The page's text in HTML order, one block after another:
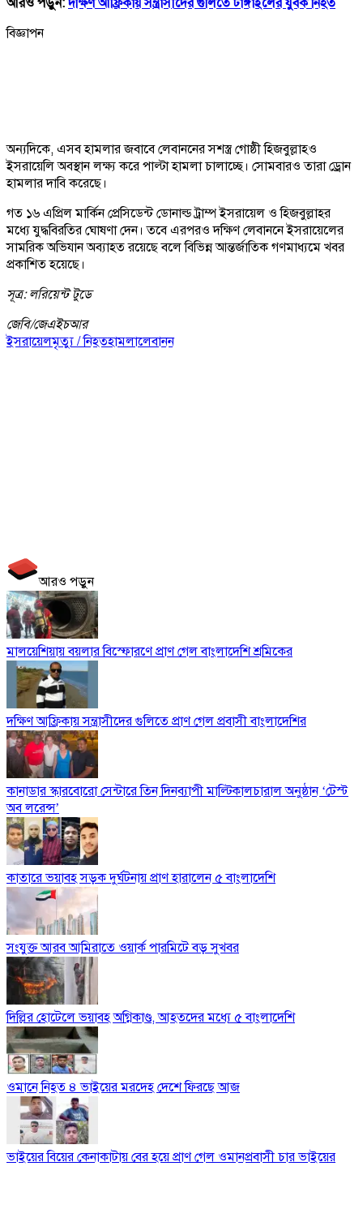
বিজ্ঞাপন
অন্যদিকে, এসব হামলার জবাবে লেবাননের সশস্ত্র গোষ্ঠী হিজবুল্লাহও
ইসরায়েলি অবস্থান লক্ষ্য করে পাল্টা হামলা চালাচ্ছে। সোমবারও তারা ড্রোন
হামলার দাবি করেছে।
গত ১৬ এপ্রিল মার্কিন প্রেসিডেন্ট ডোনাল্ড ট্রাম্প ইসরায়েল ও হিজবুল্লাহর
মধ্যে যুদ্ধবিরতির ঘোষণা দেন। তবে এরপরও দক্ষিণ লেবাননে ইসরায়েলের
সামরিক অভিযান অব্যাহত রয়েছে বলে বিভিন্ন আন্তর্জাতিক গণমাধ্যমে খবর
প্রকাশিত হয়েছে।
সূত্র: লরিয়েন্ট টুডে
জেবি/জেএইচআর
ইসরায়েলমৃত্যু / নিহতহামলালেবানন
আরও পড়ুন
মালয়েশিয়ায় বয়লার বিস্ফোরণে প্রাণ গেল বাংলাদেশি শ্রমিকের
দক্ষিণ আফ্রিকায় সন্ত্রাসীদের গুলিতে প্রাণ গেল প্রবাসী বাংলাদেশির
কানাডার স্কারবোরো সেন্টারে তিন দিনব্যাপী মাল্টিকালচারাল অনুষ্ঠান ‘টেস্ট
অব লরেন্স’
কাতারে ভয়াবহ সড়ক দুর্ঘটনায় প্রাণ হারালেন ৫ বাংলাদেশি
সংযুক্ত আরব আমিরাতে ওয়ার্ক পারমিটে বড় সুখবর
দিল্লির হোটেলে ভয়াবহ অগ্নিকাণ্ড, আহতদের মধ্যে ৫ বাংলাদেশি
ওমানে নিহত ৪ ভাইয়ের মরদেহ দেশে ফিরছে আজ
ভাইয়ের বিয়ের কেনাকাটায় বের হয়ে প্রাণ গেল ওমানপ্রবাসী চার ভাইয়ের